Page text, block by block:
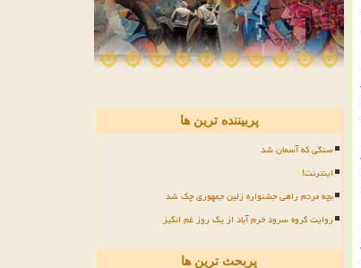
پربیننده ترین ها
سنگی که آسمان شد
اینترنت!
بچه مردم راهی جشنواره زلین جمهوری چک شد
روایت گروه سرود خرم آباد از یک روز غم انگیز
پربحث ترین ها